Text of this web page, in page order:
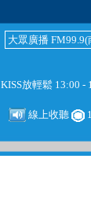
大眾廣播 FM99.9(
KISS放輕鬆 13:00 -
線上收聽